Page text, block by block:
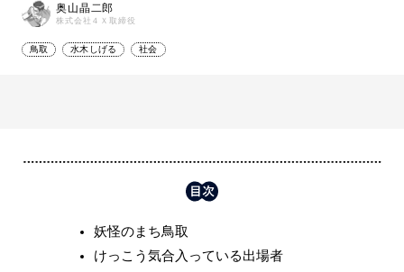
奥山晶二郎
株式会社４Ｘ取締役
鳥取 水木しげる 社会
妖怪のまち鳥取
けっこう気合入っている出場者